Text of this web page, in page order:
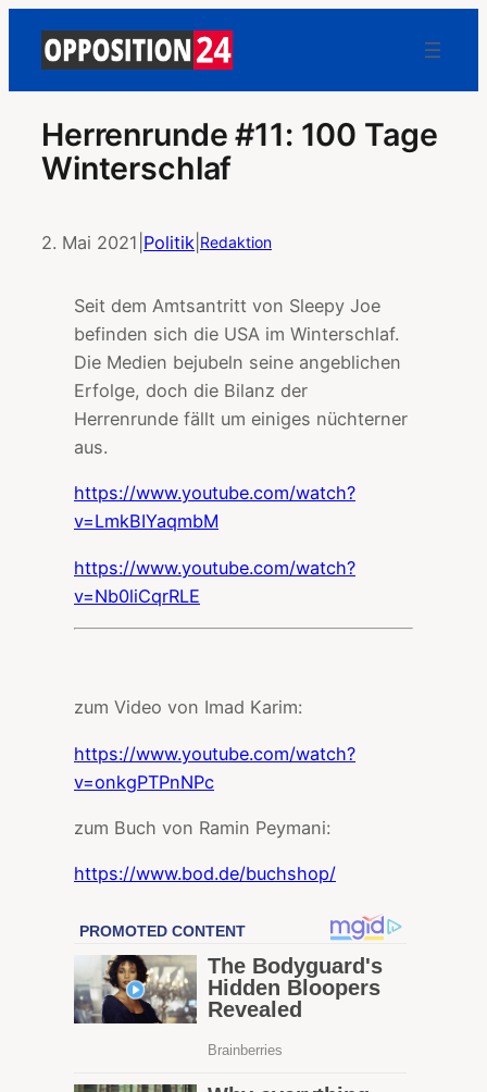
Herrenrunde #11: 100 Tage
Winterschlaf
2. Mai 2021 Politik Redaktion
Seit dem Amtsantritt von Sleepy Joe
befinden sich die USA im Winterschlaf.
Die Medien bejubeln seine angeblichen
Erfolge, doch die Bilanz der
Herrenrunde fällt um einiges nüchterner
aus.
https://www.youtube.com/watch?
v=LmkBIYaqmbM
https://www.youtube.com/watch?
v=Nb0liCqrRLE
zum Video von Imad Karim:
https://www.youtube.com/watch?
v=onkgPTPnNPc
zum Buch von Ramin Peymani:
https://www.bod.de/buchshop/